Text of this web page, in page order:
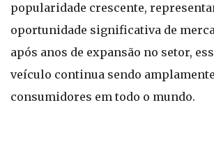
popularidade crescente,
oportunidade significativa de
após anos de expansão no setor,
veículo continua sendo
consumidores em todo o mundo.